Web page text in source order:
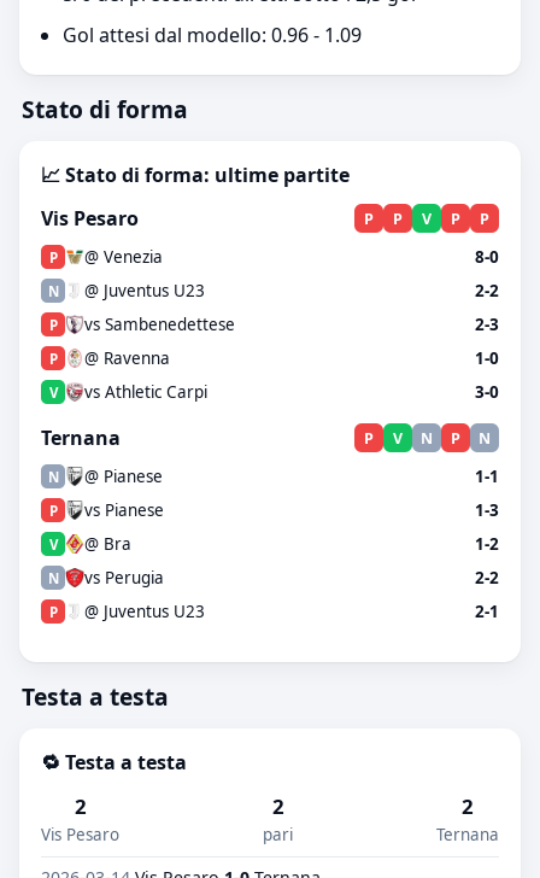
Gol attesi dal modello: 0.96 - 1.09
Stato di forma
📈 Stato di forma: ultime partite
Vis Pesaro
P P V P P
P @ Venezia 8-0
N @ Juventus U23 2-2
P vs Sambenedettese 2-3
P @ Ravenna 1-0
V vs Athletic Carpi 3-0
Ternana P V N P N
N @ Pianese 1-1
P vs Pianese 1-3
V @ Bra 1-2
N vs Perugia 2-2
P @ Juventus U23 2-1
Testa a testa
🔁 Testa a testa
2
Vis Pesaro
2
pari
2
Ternana